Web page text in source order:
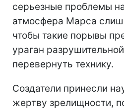
серьезные проблемы
атмосфера Марса
чтобы такие порывы
ураган
перевернуть технику.
Создатели принесли
жертву зрелищности,